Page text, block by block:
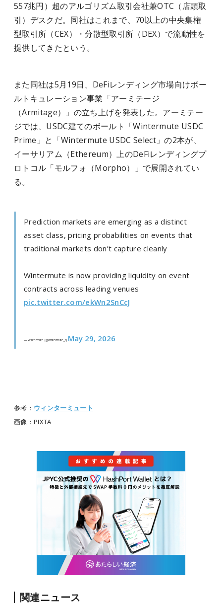
557兆円）超のアルゴリズム取引会社兼OTC（店頭取
引）デスクだ。同社はこれまで、70以上の中央集権
型取引所（CEX）・分散型取引所（DEX）で流動性を
提供してきたという。
また同社は5月19日、DeFiレンディング市場向けボー
ルトキュレーション事業「アーミテージ
（Armitage）」の立ち上げを発表した。アーミテー
ジでは、USDC建てのボールト「Wintermute USDC
Prime」と「Wintermute USDC Select」の2本が、
イーサリアム（Ethereum）上のDeFiレンディングプ
ロトコル「モルフォ（Morpho）」で展開されてい
る。
Prediction markets are emerging as a distinct
asset class, pricing probabilities on events that
traditional markets don’t capture cleanly
Wintermute is now providing liquidity on event
contracts across leading venues
pic.twitter.com/ekWn2SnCcJ
— Wintermute (@wintermute_t) May 29, 2026
参考： ウィンターミュート
画像：PIXTA
関連ニュース